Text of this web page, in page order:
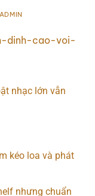
ADMIN
nhạc lớn vẫn
kéo loa và phát
nhưng chuẩn